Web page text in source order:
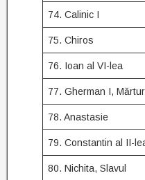
74. Calinic I
75. Chiros
76. Ioan al VI-lea
77. Gherman I,
78. Anastasie
79. Constantin al II-
80. Nichita, Slavul